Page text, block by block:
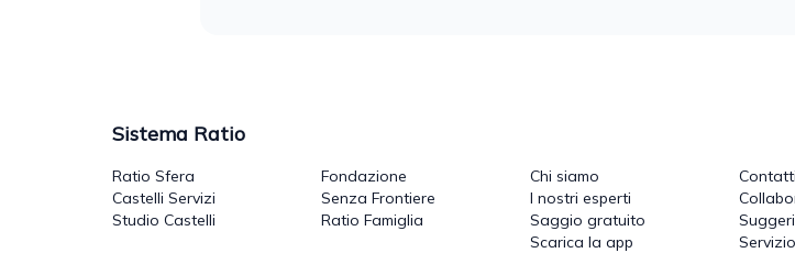
Sistema Ratio
Ratio Sfera
Castelli Servizi
Studio Castelli
Fondazione
Senza Frontiere
Ratio Famiglia
Chi siamo
I nostri esperti
Saggio gratuito
Scarica la app
Contatti